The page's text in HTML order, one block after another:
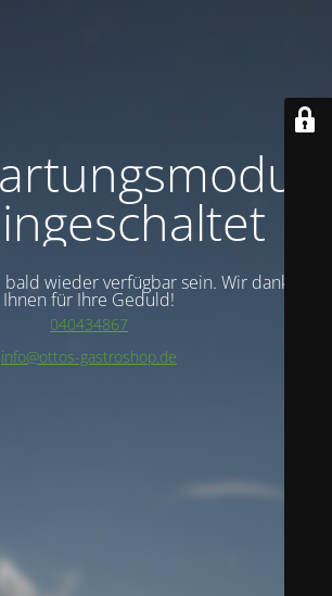
wieder verfügbar sein. Wir danken
Ihnen für Ihre Geduld!
040434867
info@ottos-gastroshop.de